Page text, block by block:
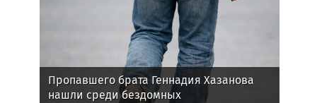
Пропавшего брата Геннадия Хазанова
нашли среди бездомных